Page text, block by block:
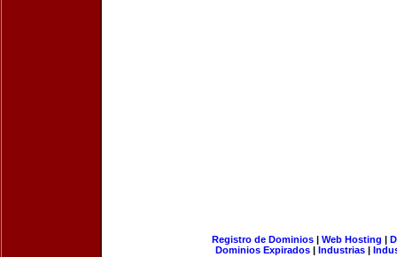
Registro de Dominios| Web Hosting |
Dominios Expirados | Industrias |